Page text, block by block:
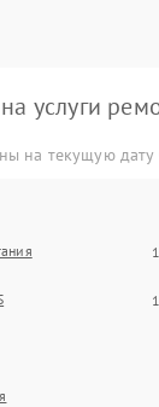
услуги
на текущую дату